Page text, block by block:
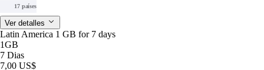
17 países
Ver detalles
Latin America 1 GB for 7 days
1GB
7 Dias
7,00 US$